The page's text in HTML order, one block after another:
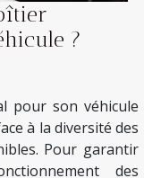
?
pour son véhicule
à la diversité des
Pour garantir
des